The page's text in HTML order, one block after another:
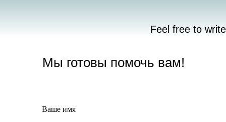
Feel free to
Мы готовы помочь вам!
Ваше имя